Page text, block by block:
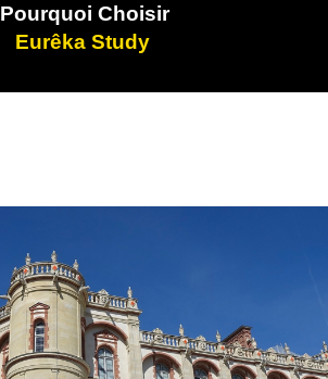
Pourquoi Choisir
Eurêka Study